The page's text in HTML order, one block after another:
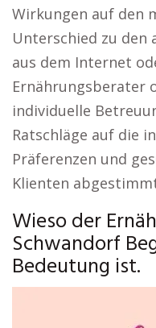
Wirkungen auf den
Unterschied zu den
aus dem Internet
Ernährungsberater
individuelle
Ratschläge auf die
Präferenzen und
Klienten
Wieso der
Schwandorf
Bedeutung ist.